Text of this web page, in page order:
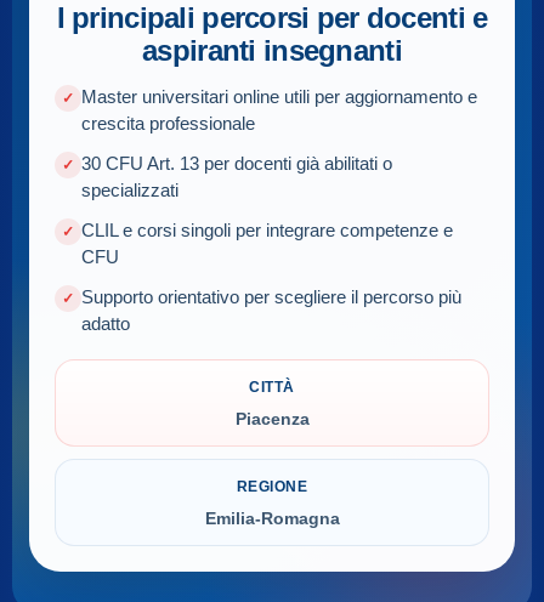
I principali percorsi per docenti e
aspiranti insegnanti
Master universitari online utili per aggiornamento e
crescita professionale
30 CFU Art. 13 per docenti già abilitati o
specializzati
CLIL e corsi singoli per integrare competenze e
CFU
Supporto orientativo per scegliere il percorso più
adatto
CITTÀ
Piacenza
REGIONE
Emilia-Romagna